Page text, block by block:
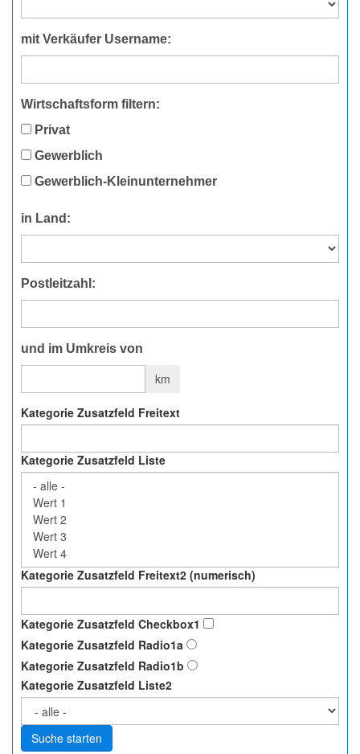
mit Verkäufer Username:
Wirtschaftsform filtern:
Privat
Gewerblich
Gewerblich-Kleinunternehmer
in Land:
Postleitzahl:
und im Umkreis von
km
Kategorie Zusatzfeld Freitext
Kategorie Zusatzfeld Liste
Kategorie Zusatzfeld Freitext2 (numerisch)
Kategorie Zusatzfeld Checkbox1
Kategorie Zusatzfeld Radio1a
Kategorie Zusatzfeld Radio1b
Kategorie Zusatzfeld Liste2
Suche starten